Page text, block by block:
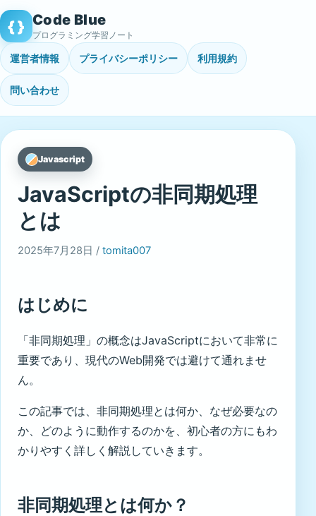
Skip
to
content
{ } Code Blue
プログラミング学習ノート
運営者情報 プライバシーポリシー 利用規約
問い合わせ
Javascript
JavaScriptの非同期処理
とは
2025年7月28日 / tomita007
はじめに
「非同期処理」の概念はJavaScriptにおいて非常に
重要であり、現代のWeb開発では避けて通れませ
ん。
この記事では、非同期処理とは何か、なぜ必要なの
か、どのように動作するのかを、初心者の方にもわ
かりやすく詳しく解説していきます。
非同期処理とは何か？